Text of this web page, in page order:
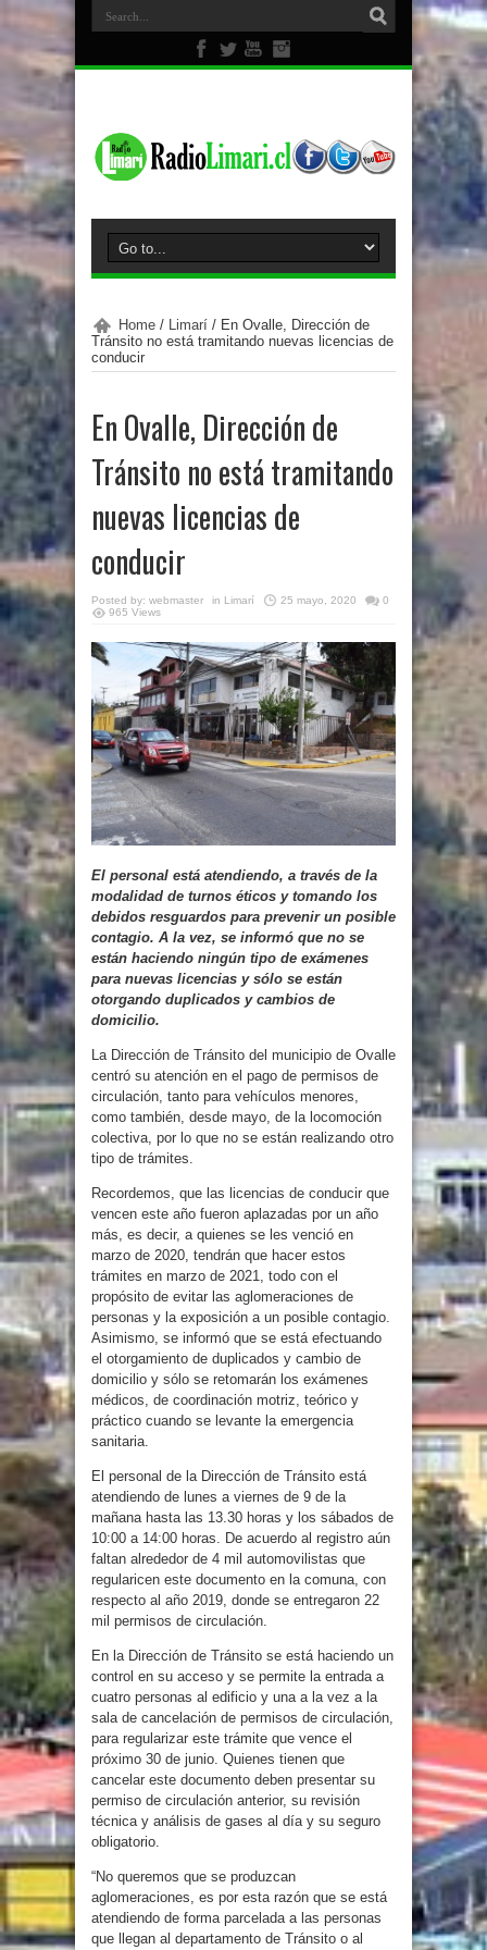
Home / Limarí / En Ovalle, Dirección de
Tránsito no está tramitando nuevas licencias de
conducir
En Ovalle, Dirección de
Tránsito no está tramitando
nuevas licencias de
conducir
Posted by: webmaster in Limarí 25 mayo, 2020
0
965 Views
El personal está atendiendo, a través de la
modalidad de turnos éticos y tomando los
debidos resguardos para prevenir un posible
contagio. A la vez, se informó que no se
están haciendo ningún tipo de exámenes
para nuevas licencias y sólo se están
otorgando duplicados y cambios de
domicilio.
La Dirección de Tránsito del municipio de Ovalle
centró su atención en el pago de permisos de
circulación, tanto para vehículos menores,
como también, desde mayo, de la locomoción
colectiva, por lo que no se están realizando otro
tipo de trámites.
Recordemos, que las licencias de conducir que
vencen este año fueron aplazadas por un año
más, es decir, a quienes se les venció en
marzo de 2020, tendrán que hacer estos
trámites en marzo de 2021, todo con el
propósito de evitar las aglomeraciones de
personas y la exposición a un posible contagio.
Asimismo, se informó que se está efectuando
el otorgamiento de duplicados y cambio de
domicilio y sólo se retomarán los exámenes
médicos, de coordinación motriz, teórico y
práctico cuando se levante la emergencia
sanitaria.
El personal de la Dirección de Tránsito está
atendiendo de lunes a viernes de 9 de la
mañana hasta las 13.30 horas y los sábados de
10:00 a 14:00 horas. De acuerdo al registro aún
faltan alrededor de 4 mil automovilistas que
regularicen este documento en la comuna, con
respecto al año 2019, donde se entregaron 22
mil permisos de circulación.
En la Dirección de Tránsito se está haciendo un
control en su acceso y se permite la entrada a
cuatro personas al edificio y una a la vez a la
sala de cancelación de permisos de circulación,
para regularizar este trámite que vence el
próximo 30 de junio. Quienes tienen que
cancelar este documento deben presentar su
permiso de circulación anterior, su revisión
técnica y análisis de gases al día y su seguro
obligatorio.
“No queremos que se produzcan
aglomeraciones, es por esta razón que se está
atendiendo de forma parcelada a las personas
que llegan al departamento de Tránsito o al